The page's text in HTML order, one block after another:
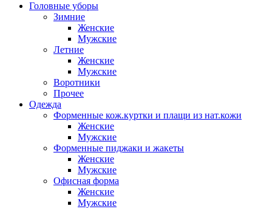
Головные уборы
Зимние
Женские
Мужские
Летние
Женские
Мужские
Воротники
Прочее
Одежда
Форменные кож.куртки и плащи из нат.кожи
Женские
Мужские
Форменные пиджаки и жакеты
Женские
Мужские
Офисная форма
Женские
Мужские